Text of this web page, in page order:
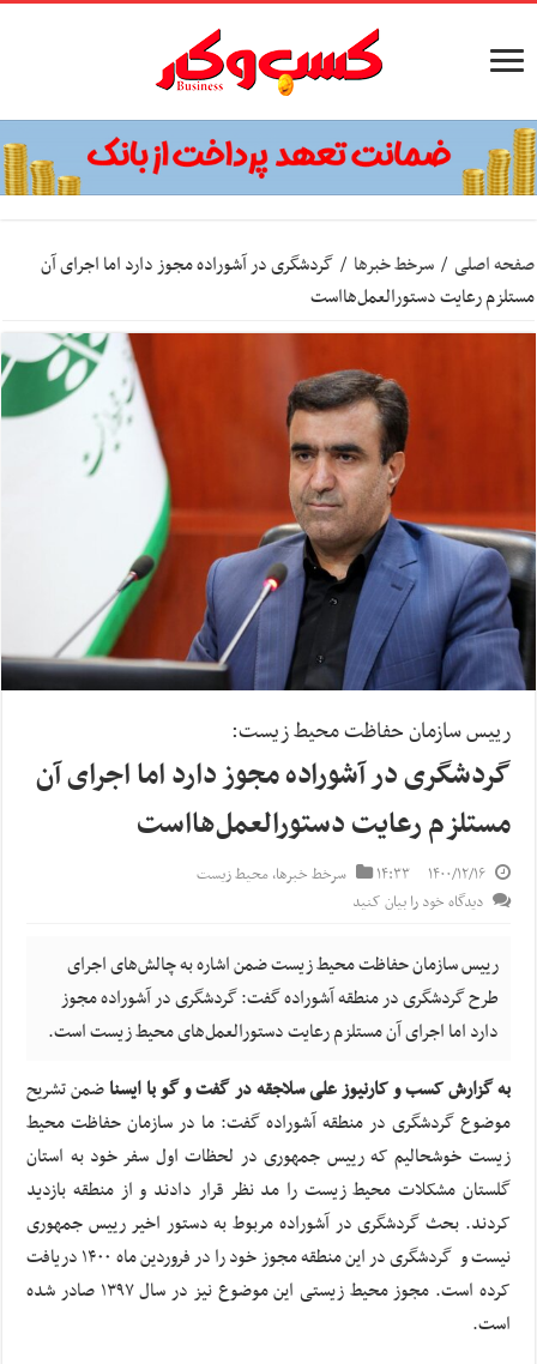
صفحه اصلی / سرخط خبرها / گردشگری در آشوراده مجوز دارد اما اجرای آن
مستلزم رعایت دستورالعمل‌هااست
رییس سازمان حفاظت محیط زیست:
گردشگری در آشوراده مجوز دارد اما اجرای آن
مستلزم رعایت دستورالعمل‌هااست
۱۴۰۰/۱۲/۱۶ ۱۴:۳۳ سرخط خبرها,محیط زیست
دیدگاه خود را بیان کنید
رییس سازمان حفاظت محیط زیست ضمن اشاره به چالش‌های اجرای
طرح گردشگری در منطقه آشوراده گفت: گردشگری در آشوراده مجوز
دارد اما اجرای آن مستلزم رعایت دستورالعمل‌های محیط زیست است.
به گزارش کسب و کارنیوز علی سلاجقه در گفت و گو با ایسناضمن تشریح
موضوع گردشگری در منطقه آشوراده گفت: ما در سازمان حفاظت محیط
زیست خوشحالیم که رییس جمهوری در لحظات اول سفر خود به استان
گلستان مشکلات محیط زیست را مد نظر قرار دادند و از منطقه بازدید
کردند. بحث گردشگری در آشوراده مربوط به دستور اخیر رییس جمهوری
نیست و گردشگری در این منطقه مجوز خود را در فروردین ماه ۱۴۰۰ دریافت
کرده است. مجوز محیط زیستی این موضوع نیز در سال ۱۳۹۷ صادر شده
است.